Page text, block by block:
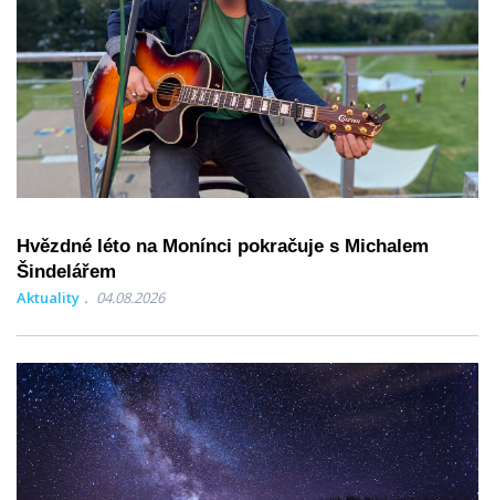
Hvězdné léto na Monínci pokračuje s Michalem
Šindelářem
Aktuality 04.08.2026